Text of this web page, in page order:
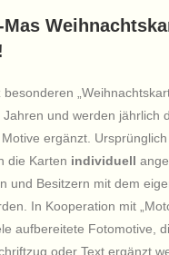
Mas
besonderen
Jahren und werden jährlich
ergänzt.
die Karten individuell
und Besitzern mit dem
In Kooperation mit
aufbereitete Fotomotive,
oder Text ergänzt